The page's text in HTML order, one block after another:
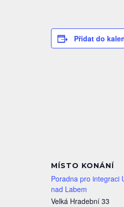
Přidat do
MÍSTO KONÁNÍ
Poradna pro integraci
nad Labem
Velká Hradební 33